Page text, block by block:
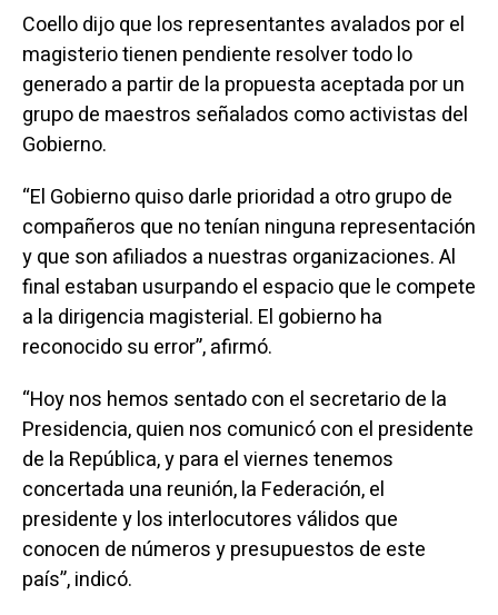
Coello dijo que los representantes avalados por el
magisterio tienen pendiente resolver todo lo
generado a partir de la propuesta aceptada por un
grupo de maestros señalados como activistas del
Gobierno.
“El Gobierno quiso darle prioridad a otro grupo de
compañeros que no tenían ninguna representación
y que son afiliados a nuestras organizaciones. Al
final estaban usurpando el espacio que le compete
a la dirigencia magisterial. El gobierno ha
reconocido su error”, afirmó.
“Hoy nos hemos sentado con el secretario de la
Presidencia, quien nos comunicó con el presidente
de la República, y para el viernes tenemos
concertada una reunión, la Federación, el
presidente y los interlocutores válidos que
conocen de números y presupuestos de este
país”, indicó.